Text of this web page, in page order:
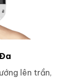
lên trần,